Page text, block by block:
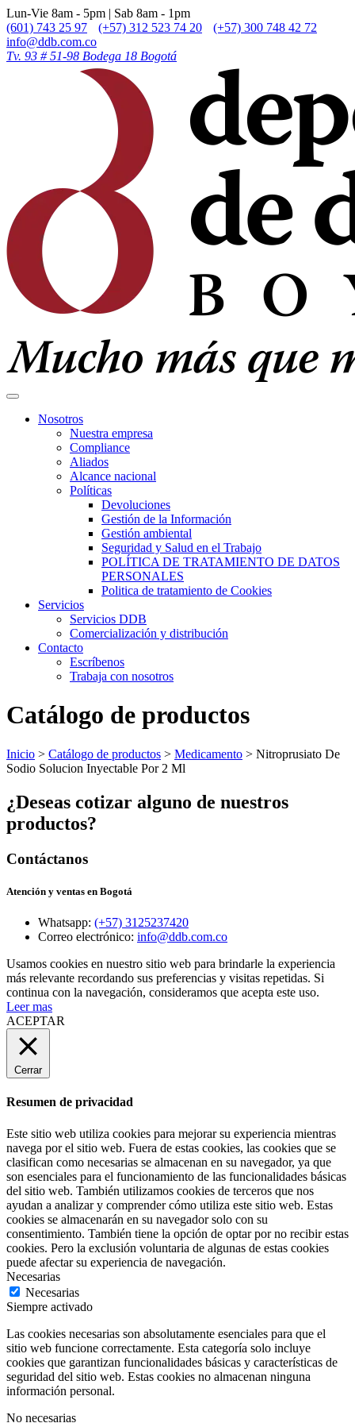
Lun-Vie 8am - 5pm | Sab 8am - 1pm
(601) 743 25 97
(+57) 312 523 74 20
(+57) 300 748 42 72
info@ddb.com.co
Tv. 93 # 51-98 Bodega 18 Bogotá
Nosotros
Nuestra empresa
Compliance
Aliados
Alcance nacional
Políticas
Devoluciones
Gestión de la Información
Gestión ambiental
Seguridad y Salud en el Trabajo
POLÍTICA DE TRATAMIENTO DE DATOS
PERSONALES
Politica de tratamiento de Cookies
Servicios
Servicios DDB
Comercialización y distribución
Contacto
Escríbenos
Trabaja con nosotros
Catálogo de productos
Inicio > Catálogo de productos > Medicamento > Nitroprusiato De
Sodio Solucion Inyectable Por 2 Ml
¿Deseas cotizar alguno de nuestros
productos?
Contáctanos
Atención y ventas en Bogotá
Whatsapp: (+57) 3125237420
Correo electrónico: info@ddb.com.co
Usamos cookies en nuestro sitio web para brindarle la experiencia
más relevante recordando sus preferencias y visitas repetidas. Si
continua con la navegación, consideramos que acepta este uso.
Leer mas
ACEPTAR
Cerrar
Resumen de privacidad
Este sitio web utiliza cookies para mejorar su experiencia mientras
navega por el sitio web. Fuera de estas cookies, las cookies que se
clasifican como necesarias se almacenan en su navegador, ya que
son esenciales para el funcionamiento de las funcionalidades básicas
del sitio web. También utilizamos cookies de terceros que nos
ayudan a analizar y comprender cómo utiliza este sitio web. Estas
cookies se almacenarán en su navegador solo con su
consentimiento. También tiene la opción de optar por no recibir estas
cookies. Pero la exclusión voluntaria de algunas de estas cookies
puede afectar su experiencia de navegación.
Necesarias
Necesarias
Siempre activado
Las cookies necesarias son absolutamente esenciales para que el
sitio web funcione correctamente. Esta categoría solo incluye
cookies que garantizan funcionalidades básicas y características de
seguridad del sitio web. Estas cookies no almacenan ninguna
información personal.
No necesarias